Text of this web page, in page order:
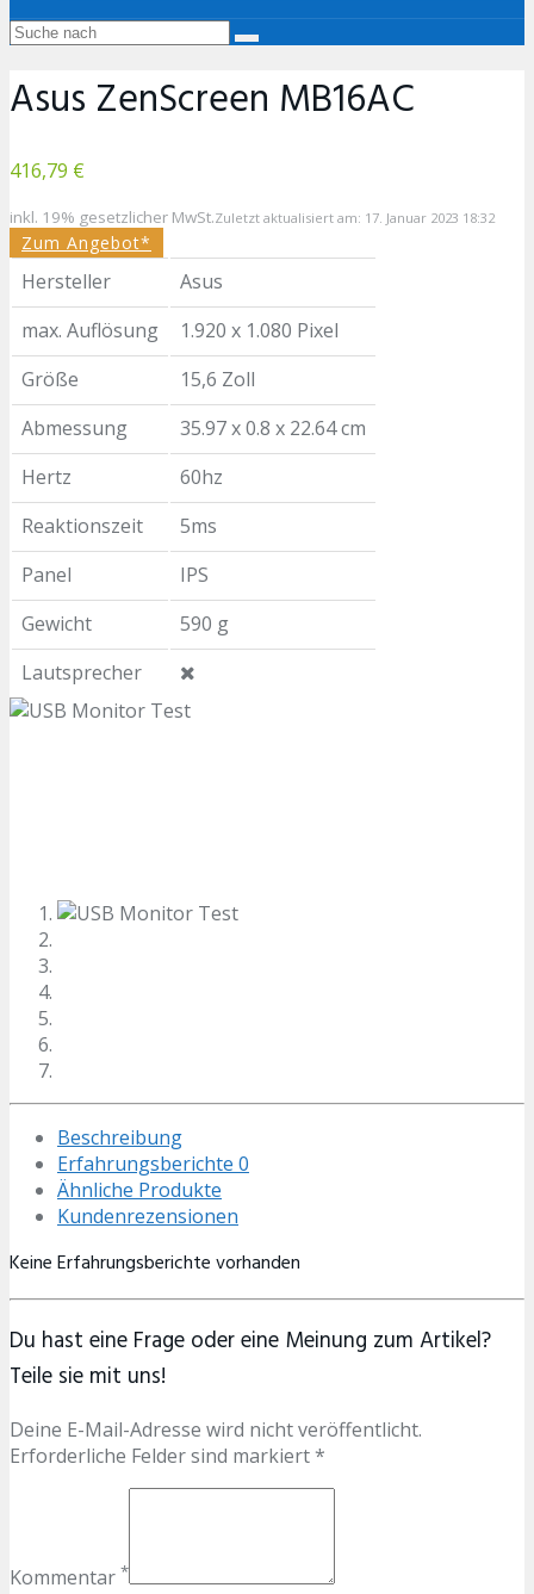
Asus ZenScreen MB16AC
416,79 €
inkl. 19% gesetzlicher MwSt.Zuletzt aktualisiert am: 17. Januar 2023 18:32
Zum Angebot*
Hersteller
Asus
max. Auflösung
1.920 x 1.080 Pixel
Größe
15,6 Zoll
Abmessung
35.97 x 0.8 x 22.64 cm
Hertz
60hz
Reaktionszeit
5ms
Panel
IPS
Gewicht
590 g
Lautsprecher
Beschreibung
Erfahrungsberichte 0
Ähnliche Produkte
Kundenrezensionen
Keine Erfahrungsberichte vorhanden
Du hast eine Frage oder eine Meinung zum Artikel?
Teile sie mit uns!
Deine E-Mail-Adresse wird nicht veröffentlicht.
Erforderliche Felder sind markiert *
Kommentar *